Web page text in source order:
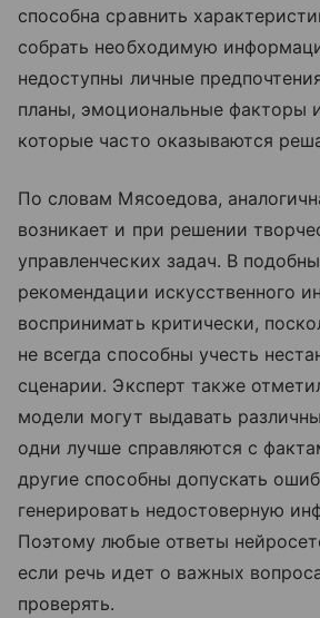
способна сравнить
собрать необходимую
недоступны личные
планы, эмоциональные факторы
которые часто оказываются
По словам Мясоедова,
возникает и при решении
управленческих задач. В
рекомендации искусственного
воспринимать критически,
не всегда способны учесть
сценарии. Эксперт также
модели могут выдавать
одни лучше справляются с
другие способны допускать
генерировать недостоверную
Поэтому любые ответы
если речь идет о важных
проверять.